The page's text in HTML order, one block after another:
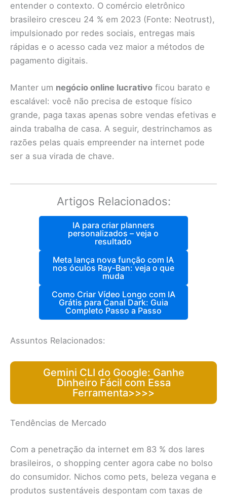
entender o contexto. O comércio eletrônico
brasileiro cresceu 24 % em 2023 (Fonte: Neotrust),
impulsionado por redes sociais, entregas mais
rápidas e o acesso cada vez maior a métodos de
pagamento digitais.
Manter um negócio online lucrativo ficou barato e
escalável: você não precisa de estoque físico
grande, paga taxas apenas sobre vendas efetivas e
ainda trabalha de casa. A seguir, destrinchamos as
razões pelas quais empreender na internet pode
ser a sua virada de chave.
Artigos Relacionados:
IA para criar planners
personalizados – veja o
resultado
Meta lança nova função com IA
nos óculos Ray-Ban: veja o que
muda
Como Criar Vídeo Longo com IA
Grátis para Canal Dark: Guia
Completo Passo a Passo
Assuntos Relacionados:
Gemini CLI do Google: Ganhe
Dinheiro Fácil com Essa
Ferramenta>>>>
Tendências de Mercado
Com a penetração da internet em 83 % dos lares
brasileiros, o shopping center agora cabe no bolso
do consumidor. Nichos como pets, beleza vegana e
produtos sustentáveis despontam com taxas de